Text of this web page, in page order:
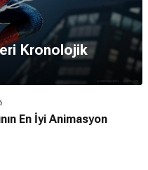
Kronolojik
En İyi Animasyon